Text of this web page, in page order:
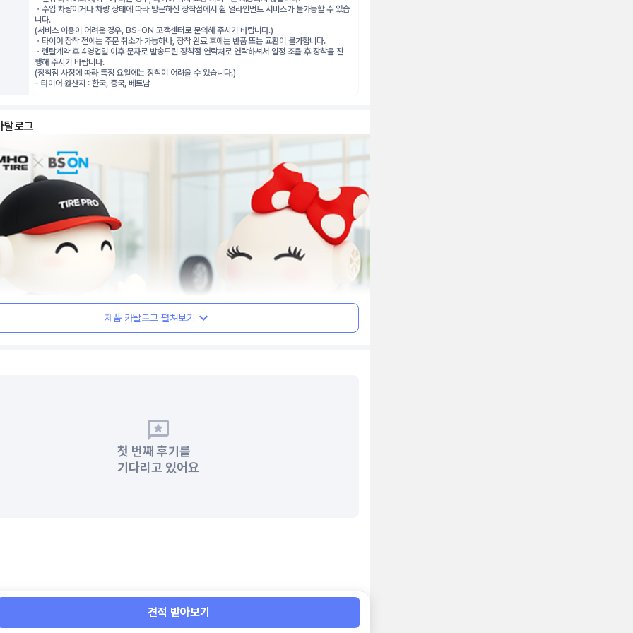
ㆍ수입 차량이거나 차량 상태에 따라 방문하신 장착점에서 휠 얼라인먼트 서비스가 불가능할 수 있습
니다.
(서비스 이용이 어려운 경우, BS-ON 고객센터로 문의해 주시기 바랍니다.)
ㆍ타이어 장착 전에는 주문 취소가 가능하나, 장착 완료 후에는 반품 또는 교환이 불가합니다.
ㆍ렌탈계약 후 4영업일 이후 문자로 발송드린 장착점 연락처로 연락하셔서 일정 조율 후 장착을 진
행해 주시기 바랍니다.
(장착점 사정에 따라 특정 요일에는 장착이 어려울 수 있습니다.)
- 타이어 원산지 : 한국, 중국, 베트남
탈로그
제품 카탈로그 펼쳐보기
첫 번째 후기를
기다리고 있어요
견적 받아보기